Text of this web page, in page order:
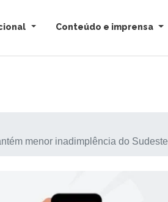
Conteúdo e imprensa
menor inadimplência do Sudeste